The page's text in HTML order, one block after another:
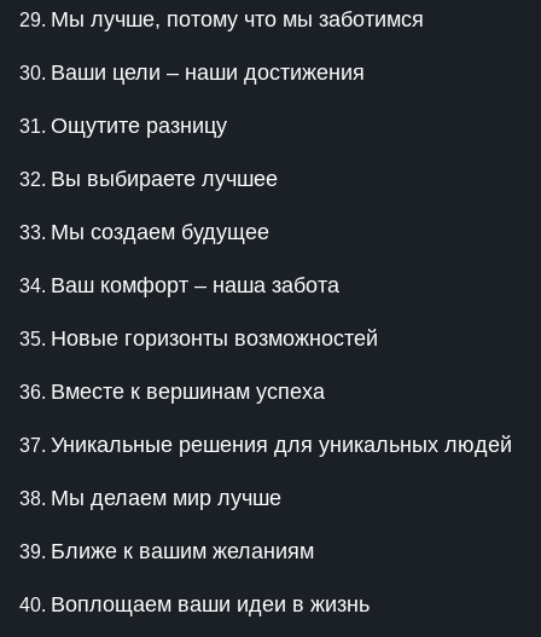
Мы лучше, потому что мы заботимся
Ваши цели – наши достижения
Ощутите разницу
Вы выбираете лучшее
Мы создаем будущее
Ваш комфорт – наша забота
Новые горизонты возможностей
Вместе к вершинам успеха
Уникальные решения для уникальных людей
Мы делаем мир лучше
Ближе к вашим желаниям
Воплощаем ваши идеи в жизнь